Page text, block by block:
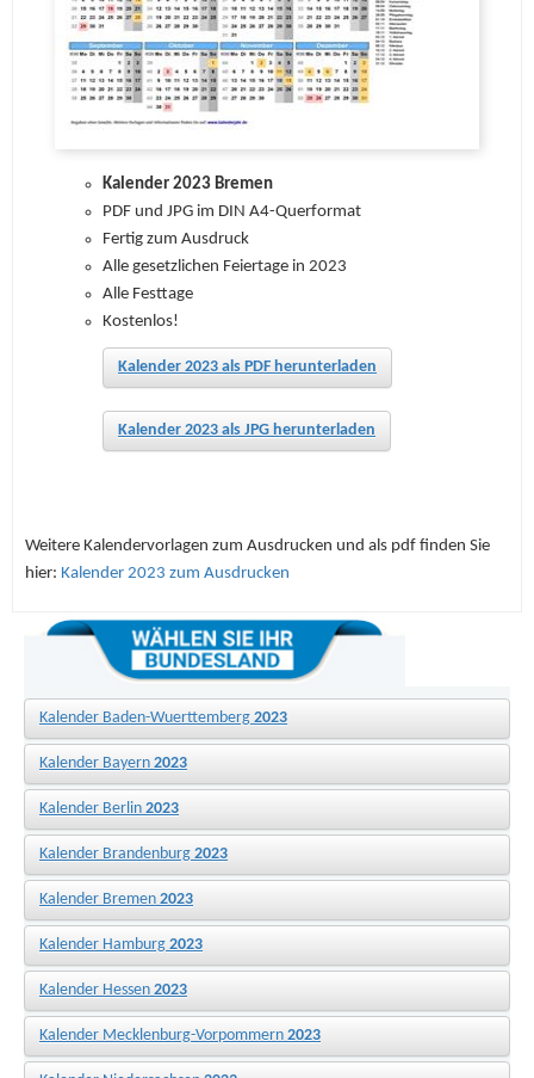
Kalender 2023 Bremen
PDF und JPG im DIN A4-Querformat
Fertig zum Ausdruck
Alle gesetzlichen Feiertage in 2023
Alle Festtage
Kostenlos!
Kalender 2023 als PDF herunterladen
Kalender 2023 als JPG herunterladen
Weitere Kalendervorlagen zum Ausdrucken und als pdf finden Sie
hier: Kalender 2023 zum Ausdrucken
Kalender Baden-Wuerttemberg 2023
Kalender Bayern 2023
Kalender Berlin 2023
Kalender Brandenburg 2023
Kalender Bremen 2023
Kalender Hamburg 2023
Kalender Hessen 2023
Kalender Mecklenburg-Vorpommern 2023